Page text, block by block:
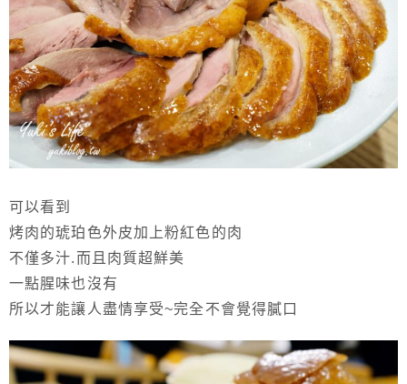
可以看到
烤肉的琥珀色外皮加上粉紅色的肉
不僅多汁.而且肉質超鮮美
一點腥味也沒有
所以才能讓人盡情享受~完全不會覺得膩口